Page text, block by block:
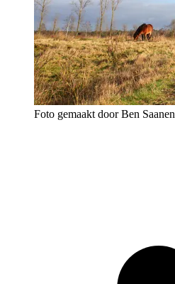
Foto gemaakt door Ben Saanen